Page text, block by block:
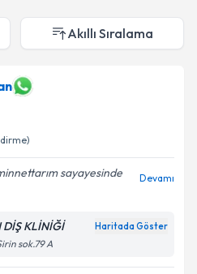
Akıllı Sıralama
sayayesinde
Devamı
DİŞ KLİNİĞİ Haritada Göster
sok.79 A